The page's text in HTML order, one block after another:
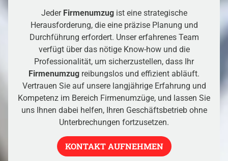
JederFirmenumzugist eine strategische
Herausforderung, die eine präzise Planung und
Durchführung erfordert. Unser erfahrenes Team
verfügt über das nötige Know-how und die
Professionalität, um sicherzustellen, dass Ihr
Firmenumzug reibungslos und effizient abläuft.
Vertrauen Sie auf unsere langjährige Erfahrung und
Kompetenz im Bereich Firmenumzüge, und lassen Sie
uns Ihnen dabei helfen, Ihren Geschäftsbetrieb ohne
Unterbrechungen fortzusetzen.
KONTAKT AUFNEHMEN